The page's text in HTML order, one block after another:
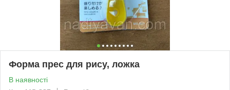
Форма прес для рису, ложка
В наявності